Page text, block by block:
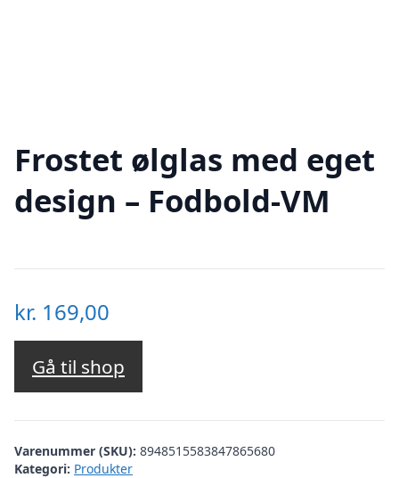
Frostet ølglas med eget
design – Fodbold-VM
kr. 169,00
Gå til shop
Varenummer (SKU): 8948515583847865680
Kategori: Produkter